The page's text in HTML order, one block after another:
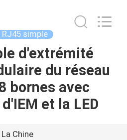
simple
d'extrémité
du réseau
bornes avec
et la LED
La Chine